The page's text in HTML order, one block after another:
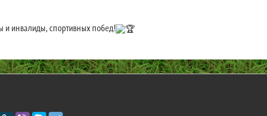
и инвалиды, спортивных побед!